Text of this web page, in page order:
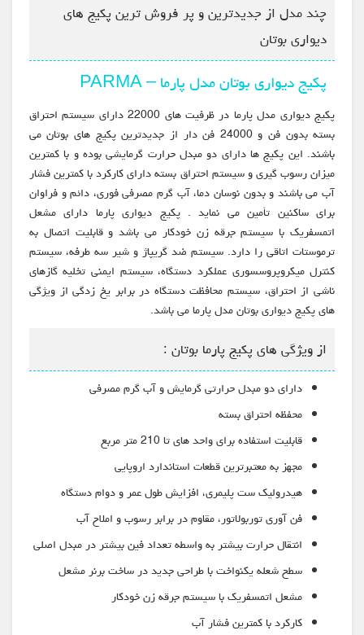
چند مدل از جدیدترین و پر فروش ترین پکیج های
دیواری بوتان
پکیج دیواری بوتان مدل پارما – PARMA
پکیج دیواری مدل پارما در ظرفیت های 22000 دارای سیستم احتراق
بسته بدون فن و 24000 فن دار از جدیدترین پکیج های بوتان می
باشند. این پکیج ها دارای دو مبدل حرارت گرمایشی بوده و با کمترین
میزان رسوب گیری و سیستم احتراق بسته دارای کارکرد با کمترین فشار
آب می باشند و بدون نوسان دما، آب گرم مصرفی فوری، دائم و فراوان
برای ساکنین تأمین می نماید . پکیج دیواری پارما دارای مشعل
اتمسفریک با سیستم جرقه زن خودکار می باشد و قابلیت اتصال به
ترموستات اتاقی را دارد. سیستم ضد گریپاژ و شیر سه طرفه، سیستم
کنترل میکروپروسسوری عملکرد دستگاه، سیستم ایمنی تخلیه گازهای
ناشی از احتراق، سیستم محافظت دستگاه در برابر یخ زدگی از ویژگی
های پکیج دیواری بوتان مدل پارما می باشد.
از ویژگی های پکیج پارما بوتان :
دارای دو مبدل حرارتی گرمایش و آب گرم مصرفی
محفظه احتراق بسته
قابلیت استفاده برای واحد های تا 210 متر مربع
مجهز به معتبرترین قطعات استاندارد اروپایی
هیدرولیک ست پلیمری، افزایش طول عمر و دوام دستگاه
فن آوری توربولاتور، مقاوم در برابر رسوب و املاح آب
انتقال حرارت بیشتر به واسطه تعداد فین بیشتر در مبدل اصلی
سطح شعله یکنواخت با طراحی جدید در ساخت برنر مشعل
مشعل اتمسفریک با سیستم جرقه زن خودکار
کارکرد با کمترین فشار آب